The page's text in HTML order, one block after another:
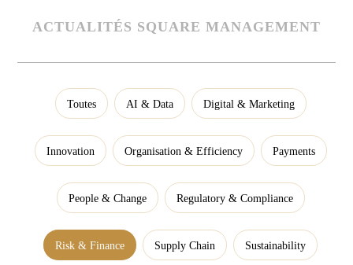
ACTUALITÉS SQUARE MANAGEMENT
Toutes AI & Data Digital & Marketing
Innovation Organisation & Efficiency Payments
People & Change Regulatory & Compliance
Risk & Finance Supply Chain Sustainability